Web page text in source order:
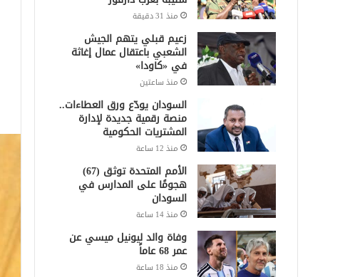
منذ 31 دقيقة
زعيم قبلي يتهم الجيش
الشعبي باعتقال عمال إغاثة
في «كاودا»
منذ ساعتين
السودان يودّع ورق العطاءات..
منصة رقمية جديدة لإدارة
المشتريات الحكومية
منذ 12 ساعة
الأمم المتحدة توثق (67)
هجومًا على المدارس في
السودان
منذ 14 ساعة
وفاة والد ليونيل ميسي عن
عمر 68 عاماً
منذ 18 ساعة